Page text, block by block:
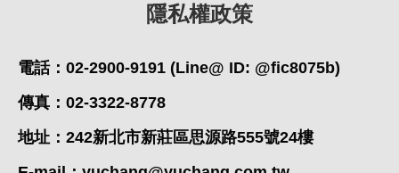
隱私權政策
電話：02-2900-9191 (Line@ ID: @fic8075b)
傳真：02-3322-8778
地址：242新北市新莊區思源路555號24樓